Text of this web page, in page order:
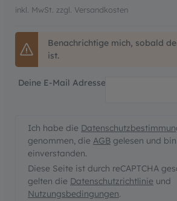
inkl. MwSt. zzgl. Versandkosten
Benachrichtige mich, sobald
ist.
Diese Seite ist durch reCAPTCHA
gelten die Datenschutzrichtlinie und
Nutzungsbedingungen.
Ich habe die
genommen, die AGB gelesen und
einverstanden.
Deine E-Mail Adresse